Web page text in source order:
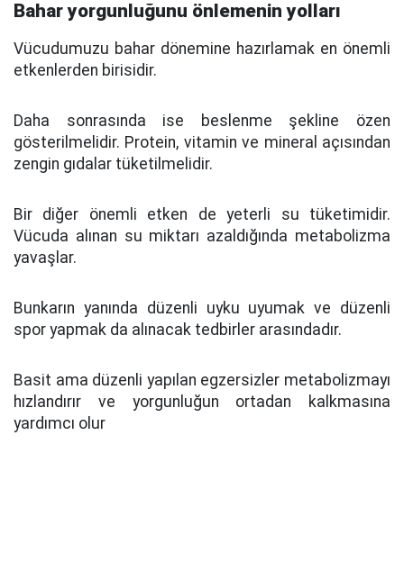
Bahar yorgunluğunu önlemenin yolları
Vücudumuzu bahar dönemine hazırlamak en önemli
etkenlerden birisidir.
Daha sonrasında ise beslenme şekline özen
gösterilmelidir. Protein, vitamin ve mineral açısından
zengin gıdalar tüketilmelidir.
Bir diğer önemli etken de yeterli su tüketimidir.
Vücuda alınan su miktarı azaldığında metabolizma
yavaşlar.
Bunkarın yanında düzenli uyku uyumak ve düzenli
spor yapmak da alınacak tedbirler arasındadır.
Basit ama düzenli yapılan egzersizler metabolizmayı
hızlandırır ve yorgunluğun ortadan kalkmasına
yardımcı olur